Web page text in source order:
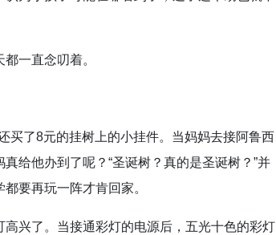
一直念叨着。
买了8元的挂树上的小挂件。当妈妈去接阿鲁西
给他办到了呢？“圣诞树？真的是圣诞树？”并
要再玩一阵才肯回家。
兴了。当接通彩灯的电源后，五光十色的彩灯